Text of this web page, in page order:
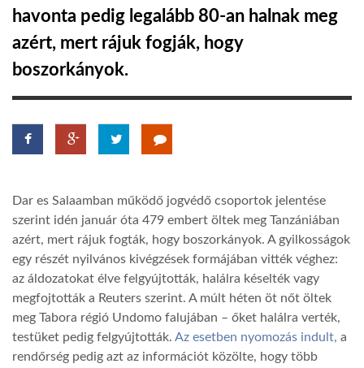
GLOBOZSARU
DOBRAVERO.HU
GLOBOBOOK
havonta pedig legalább 80-an halnak meg
azért, mert rájuk fogják, hogy
boszorkányok.
Dar es Salaamban működő jogvédő csoportok jelentése
szerint idén január óta 479 embert öltek meg Tanzániában
azért, mert rájuk fogták, hogy boszorkányok. A gyilkosságok
egy részét nyilvános kivégzések formájában vitték véghez:
az áldozatokat élve felgyújtották, halálra késelték vagy
megfojtották a Reuters szerint. A múlt héten öt nőt öltek
meg Tabora régió Undomo falujában – őket halálra verték,
testüket pedig felgyújtották. Az esetben nyomozás indult, a
rendőrség pedig azt az információt közölte, hogy több